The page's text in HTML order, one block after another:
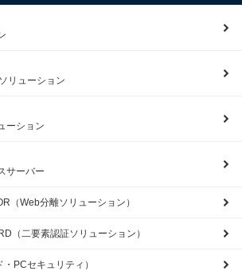
リューション
ーション
サーバー
（Web分離ソリューション）
（二要素認証ソリューション）
PCセキュリティ）